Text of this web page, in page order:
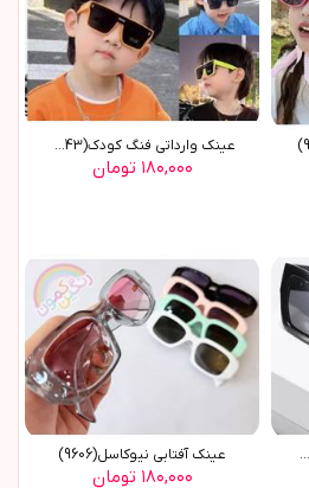
عينک وارداتي فنگ کودک(9643)
۱۸۰,۰۰۰ تومان
عينک آفتابي کودک ايندي(9633) عينک آفتابي نيوکاسل(9606)
۱۸۰,۰۰۰ تومان